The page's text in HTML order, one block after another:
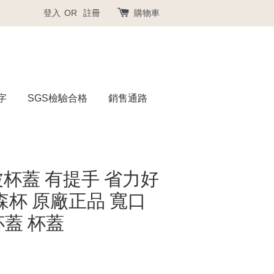
登入 OR 註冊 購物車
SGS檢驗合格 銷售通路
杯蓋 有提手 省力好
杯 原廠正品 寬口
杯蓋